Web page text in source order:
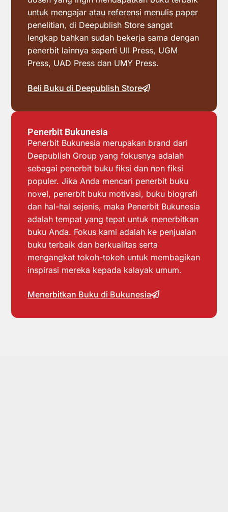
untuk mengajar atau referensi menulis paper
penelitian, di Deepublish Store sangat
lengkap bahkan sudah bekerja sama dengan
penerbit lainnya seperti UII Press, UGM
Press, UAD Press dan UMY Press.
Beli Buku di Deepublish Store
Penerbit Bukunesia
Penerbit Bukunesia merupakan brand dari
Deepublish Group yang fokusnya adalah
sebagai penerbit buku fiksi dan non fiksi
populer. Jika Anda mencari penerbit buku
novel, penerbit buku motivasi, buku biografi
dan hal-hal sejenis, maka Penerbit Bukunesia
adalah tempat yang tepat untuk menerbitkan
buku Anda. Fokus kami adalah ke penjualan
buku terbaik dan berkualitas serta
mengangkat tokoh-tokoh untuk membagikan
inspirasi mereka kepada kalayak umum.
Menerbitkan Buku di Bukunesia